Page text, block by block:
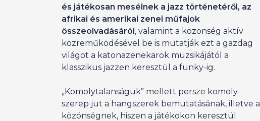
és játékosan mesélnek a jazz történetéről, az
afrikai és amerikai zenei műfajok
összeolvadásáról, valamint a közönség aktív
közreműködésével be is mutatják ezt a gazdag
világot a katonazenekarok muzsikájától a
klasszikus jazzen keresztül a funky-ig.
„Komolytalanságuk” mellett persze komoly
szerep jut a hangszerek bemutatásának, illetve a
közönségnek, hiszen a játékokon keresztül